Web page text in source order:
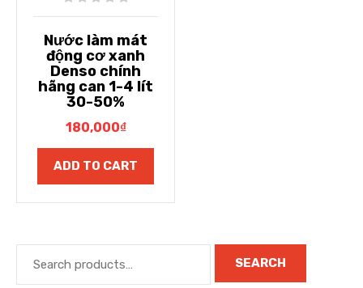
Nước làm mát
động cơ xanh
Denso chính
hãng can 1-4 lít
30-50%
180,000₫
ADD TO CART
SEARCH